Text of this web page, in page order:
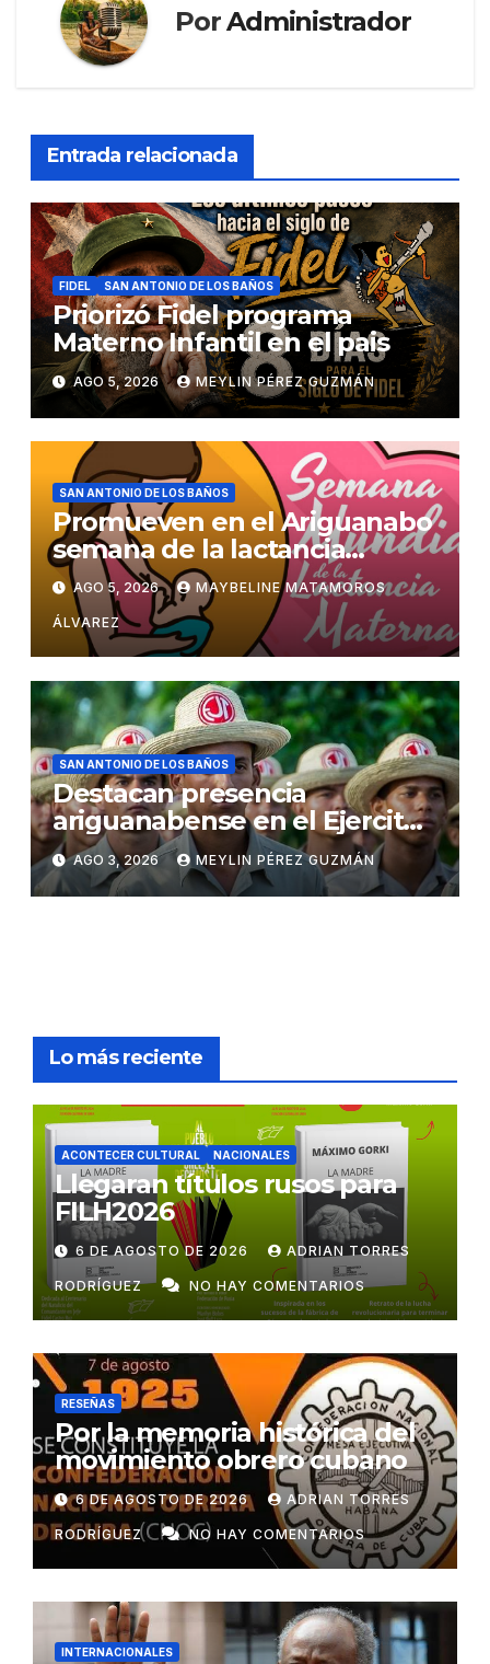
PorAdministrador
Entrada relacionada
FIDEL SAN ANTONIO DE LOS BAÑOS
Priorizó Fidel programa
Materno Infantil en el pais
AGO 5, 2026 MEYLIN PÉREZ GUZMÁN
SAN ANTONIO DE LOS BAÑOS
Promueven en el Ariguanabo
semana de la lactancia
materna
AGO 5, 2026 MAYBELINE MATAMOROS
ÁLVAREZ
SAN ANTONIO DE LOS BAÑOS
Destacan presencia
ariguanabense en el Ejercito
Juvenil del Trabajo
AGO 3, 2026 MEYLIN PÉREZ GUZMÁN
Lo más reciente
ACONTECER CULTURAL NACIONALES
Llegaran títulos rusos para
FILH2026
6 DE AGOSTO DE 2026 ADRIAN TORRES
RODRÍGUEZ NO HAY COMENTARIOS
RESEÑAS
Por la memoria histórica del
movimiento obrero cubano
6 DE AGOSTO DE 2026 ADRIAN TORRES
RODRÍGUEZ NO HAY COMENTARIOS
INTERNACIONALES